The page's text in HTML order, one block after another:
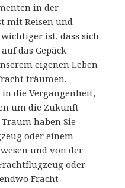
in der
mit Reisen und
ist, dass sich
das Gepäck
eigenen Leben
träumen,
die Vergangenheit,
um die Zukunft
haben Sie
oder einem
und von der
oder
Fracht